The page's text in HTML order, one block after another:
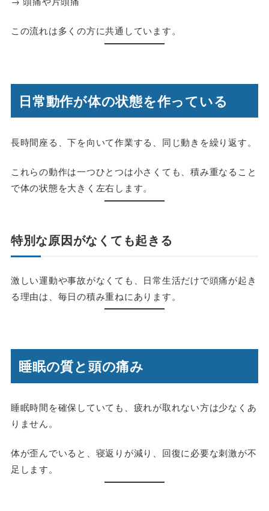
この流れは多くの方に共通しています。
日常動作が体の状態を作っている
長時間座る、下を向いて作業する、同じ動きを繰り返す。
これらの動作は一つひとつは小さくても、積み重なること
で体の状態を大きく左右します。
特別な原因がなくても起きる
激しい運動や事故がなくても、日常生活だけで頭痛が起き
る理由は、毎日の積み重ねにあります。
睡眠の質と頭の痛み
睡眠時間を確保していても、疲れが取れない方は少なくあ
りません。
体が歪んでいると、寝返りが減り、回復に必要な刺激が不
足します。